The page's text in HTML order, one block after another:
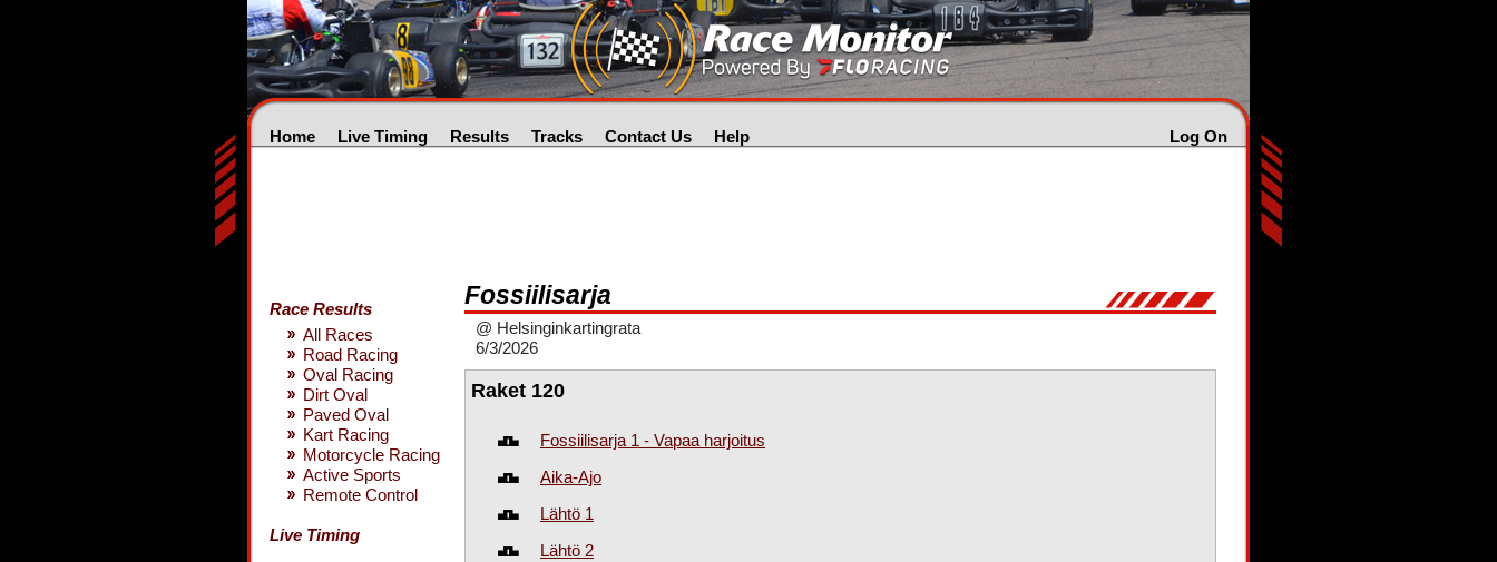
Log On
Home Live Timing Results Tracks Contact Us Help
Race Results
All Races
Road Racing
Oval Racing
Dirt Oval
Paved Oval
Kart Racing
Motorcycle Racing
Active Sports
Remote Control
Live Timing
Fossiilisarja
@ Helsinginkartingrata
6/3/2026
Raket 120
Fossiilisarja 1 - Vapaa harjoitus
Aika-Ajo
Lähtö 1
Lähtö 2